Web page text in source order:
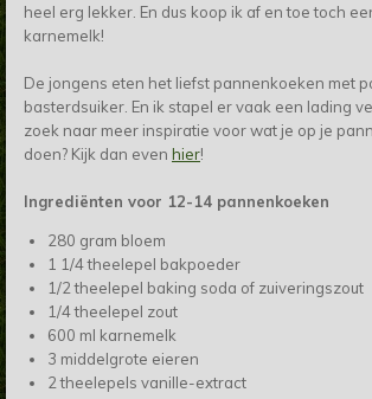
heel erg lekker. En dus koop ik af en toe toch
karnemelk!
De jongens eten het liefst pannenkoeken met
basterdsuiker. En ik stapel er vaak een lading
zoek naar meer inspiratie voor wat je op je
doen? Kijk dan even hier!
Ingrediënten voor 12-14 pannenkoeken
280 gram bloem
1 1/4 theelepel bakpoeder
1/2 theelepel baking soda of zuiveringszout
1/4 theelepel zout
600 ml karnemelk
3 middelgrote eieren
2 theelepels vanille-extract